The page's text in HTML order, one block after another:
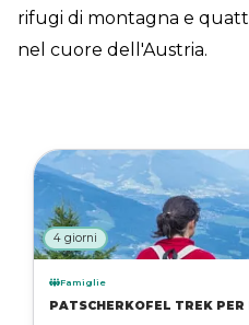
rifugi di montagna e
nel cuore dell'Austria.
4 giorni
Famiglie
PATSCHERKOFEL TREK